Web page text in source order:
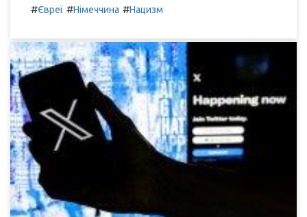
#Євреї #Німеччина #Нацизм